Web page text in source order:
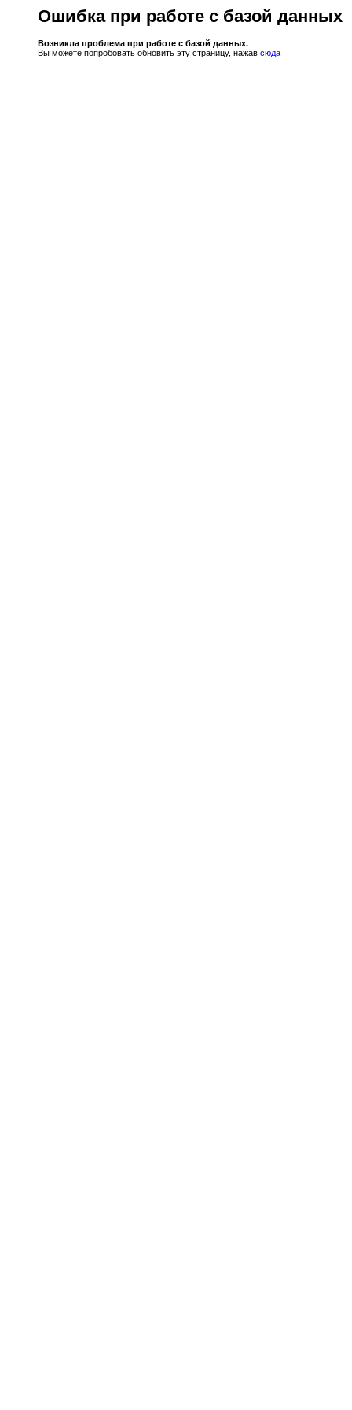
Ошибка при работе с базой данных
Возникла проблема при работе с базой данных.
Вы можете попробовать обновить эту страницу, нажав сюда